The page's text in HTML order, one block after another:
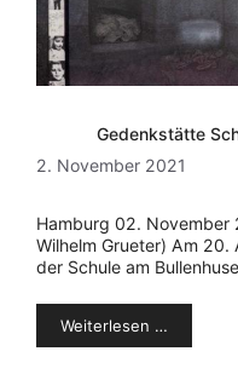
Gedenkstätte
2. November 2021
Hamburg 02. November
Wilhelm Grueter) Am
der Schule am
Weiterlesen …